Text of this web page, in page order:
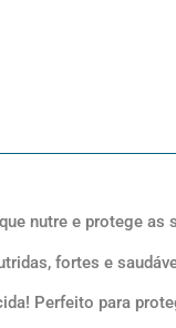
nutre e protege
fortes e
Perfeito para